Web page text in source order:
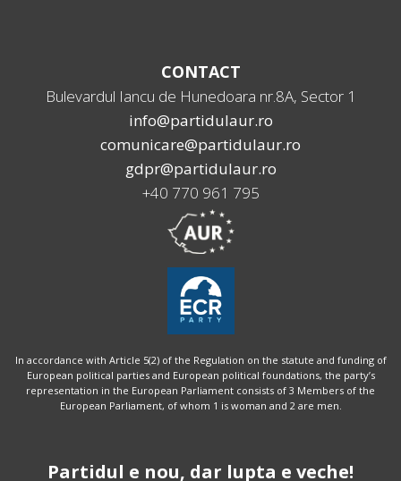
CONTACT
Bulevardul Iancu de Hunedoara nr.8A, Sector 1
info@partidulaur.ro
comunicare@partidulaur.ro
gdpr@partidulaur.ro
+40 770 961 795
In accordance with Article 5(2) of the Regulation on the statute and funding of
European political parties and European political foundations, the party’s
representation in the European Parliament consists of 3 Members of the
European Parliament, of whom 1 is woman and 2 are men.
Partidul e nou, dar lupta e veche!